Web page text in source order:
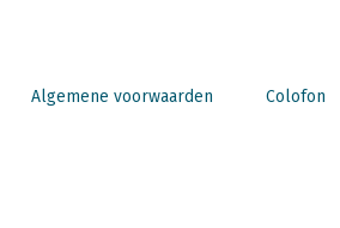
Algemene voorwaarden Colofon